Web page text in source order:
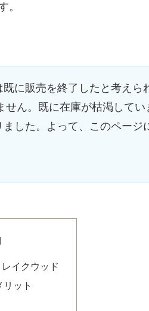
。
に販売を終了したと考えら
ん。既に在庫が枯渇してい
した。よって、このページ
イクウッド
ット